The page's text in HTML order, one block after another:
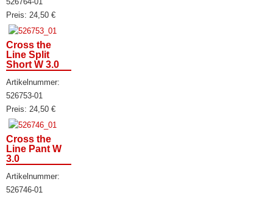
Preis: 24,50 €
Cross the
Line Split
Short W 3.0
Artikelnummer:
526753-01
Preis: 24,50 €
Cross the
Line Pant W
3.0
Artikelnummer:
526746-01